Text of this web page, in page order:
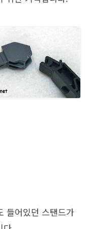
들어있던 스탠드가